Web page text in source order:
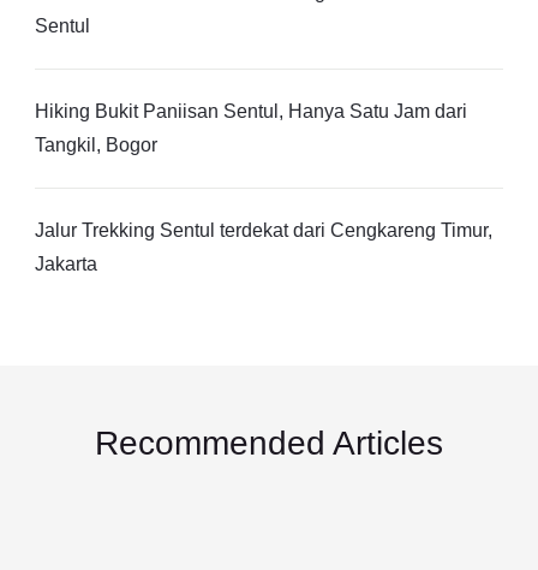
Sentul
Hiking Bukit Paniisan Sentul, Hanya Satu Jam dari
Tangkil, Bogor
Jalur Trekking Sentul terdekat dari Cengkareng Timur,
Jakarta
Recommended Articles